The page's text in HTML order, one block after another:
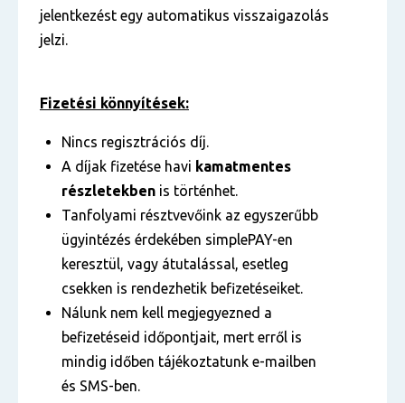
jelentkezést egy automatikus visszaigazolás
jelzi.
Fizetési könnyítések:
Nincs regisztrációs díj.
A díjak fizetése havi kamatmentes
részletekben is történhet.
Tanfolyami résztvevőink az egyszerűbb
ügyintézés érdekében simplePAY-en
keresztül, vagy átutalással, esetleg
csekken is rendezhetik befizetéseiket.
Nálunk nem kell megjegyezned a
befizetéseid időpontjait, mert erről is
mindig időben tájékoztatunk e-mailben
és SMS-ben.